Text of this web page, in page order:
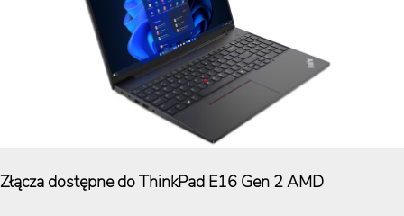
Złącza dostępne do ThinkPad E16 Gen 2 AMD